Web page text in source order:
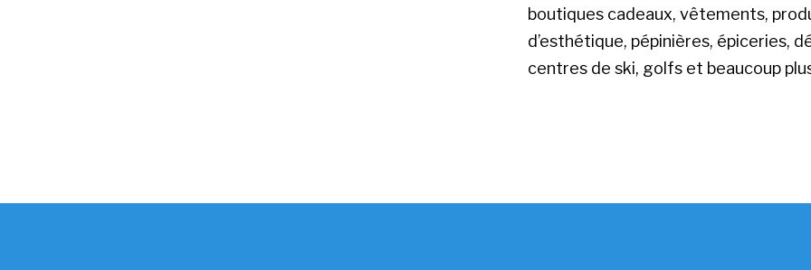
boutiques cadeaux, vêtements,
d’esthétique, pépinières, épiceries,
centres de ski, golfs et beaucoup